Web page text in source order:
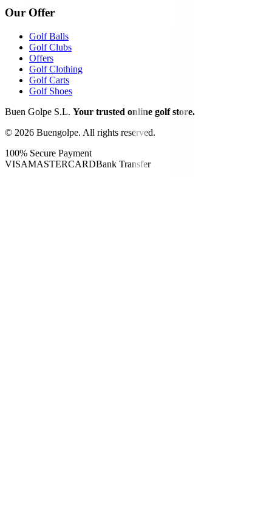
Our Offer
Golf Balls
Golf Clubs
Offers
Golf Clothing
Golf Carts
Golf Shoes
Buen Golpe S.L. Your trusted online golf store.
© 2026 Buengolpe. All rights reserved.
100% Secure Payment
VISAMASTERCARDBank Transfer